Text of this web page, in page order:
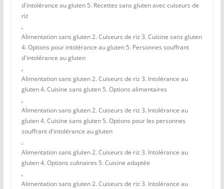
d'intolérance au gluten 5. Recettes sans gluten avec cuiseurs de
riz
,
Alimentation sans gluten 2. Cuiseurs de riz 3. Cuisine sans gluten
4. Options pour intolérance au gluten 5. Personnes souffrant
d'intolérance au gluten
,
Alimentation sans gluten 2. Cuiseurs de riz 3. Intolérance au
gluten 4. Cuisine sans gluten 5. Options alimentaires
,
Alimentation sans gluten 2. Cuiseurs de riz 3. Intolérance au
gluten 4. Cuisine sans gluten 5. Options pour les personnes
souffrant d'intolérance au gluten
,
Alimentation sans gluten 2. Cuiseurs de riz 3. Intolérance au
gluten 4. Options culinaires 5. Cuisine adaptée
,
Alimentation sans gluten 2. Cuiseurs de riz 3. Intolérance au